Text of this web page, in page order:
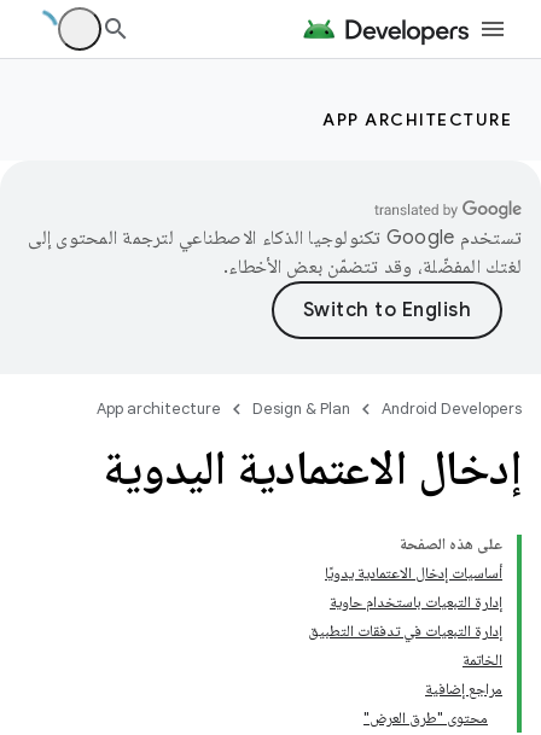
APP ARCHITECTURE
تستخدم Google تكنولوجيا الذكاء الاصطناعي لترجمة المحتوى إلى
لغتك المفضّلة، وقد تتضمّن بعض الأخطاء.
Android Developers
Design & Plan
App architecture
إدخال الاعتمادية اليدوية
على هذه الصفحة
أساسيات إدخال الاعتمادية يدويًا
إدارة التبعيات باستخدام حاوية
إدارة التبعيات في تدفقات التطبيق
الخاتمة
مراجع إضافية
محتوى "طرق العرض"